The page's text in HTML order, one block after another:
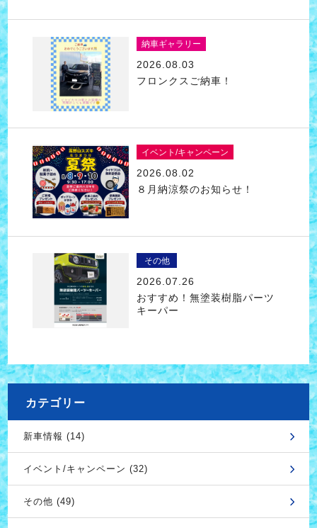
納車ギャラリー
2026.08.03
フロンクスご納車！
イベント/キャンペーン
2026.08.02
８月納涼祭のお知らせ！
その他
2026.07.26
おすすめ！無塗装樹脂パーツ
キーパー
カテゴリー
新車情報 (14)
イベント/キャンペーン (32)
その他 (49)